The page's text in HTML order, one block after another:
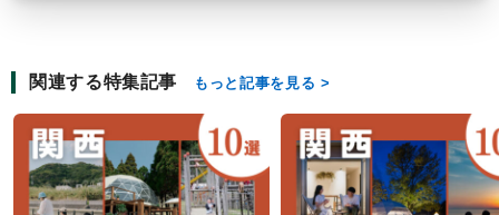
関連する特集記事 もっと記事を見る